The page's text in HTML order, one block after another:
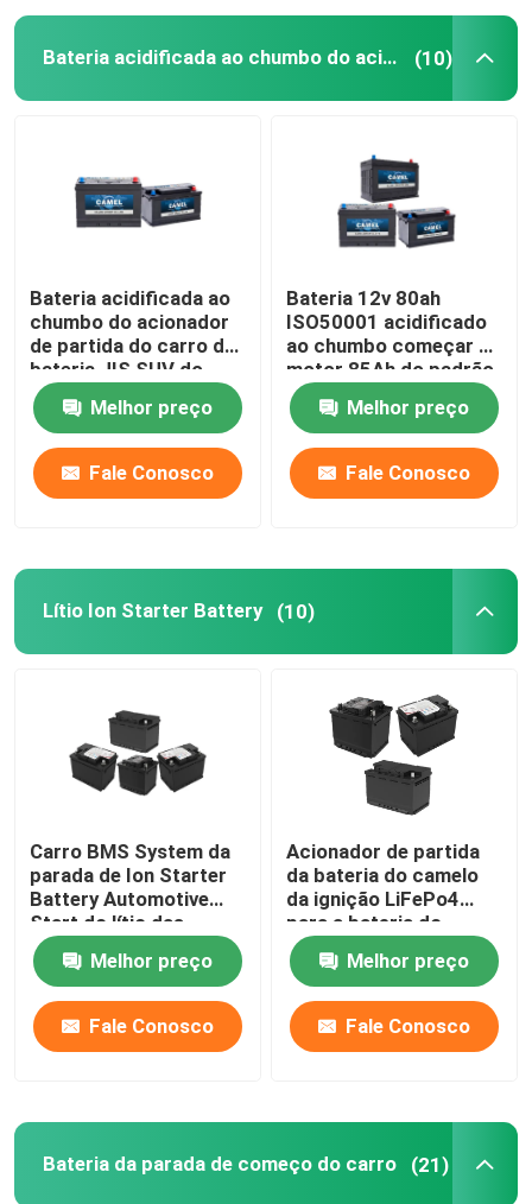
Bateria acidificada ao chumbo do acionador de partida (10)
Bateria acidificada ao
chumbo do acionador
de partida do carro da
bateria JIS SUV do
acionador de partida
de BCI 12VMelhor preço
Fale Conosco
Bateria 12v 80ah
ISO50001 acidificado
ao chumbo começar de
motor 85Ah do padrão
75 do EN
Melhor preço
Fale Conosco
Lítio Ion Starter Battery (10)
Carro BMS System da
parada de Ion Starter
Battery Automotive
Start do lítio das
baterias 12V 40Ah do
cameloMelhor preço
Fale Conosco
Acionador de partida
da bateria do camelo
da ignição LiFePo4
para a bateria do
acionador de partida
do lítio do veículo do
carro
Melhor preço
Fale Conosco
Bateria da parada de começo do carro (21)